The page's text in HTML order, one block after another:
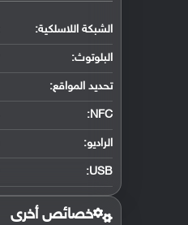
الشبكة اللاسلكية:
البلوتوث:
تحديد المواقع:
NFC
:
الراديو:
USB
:
خصائص أخرى